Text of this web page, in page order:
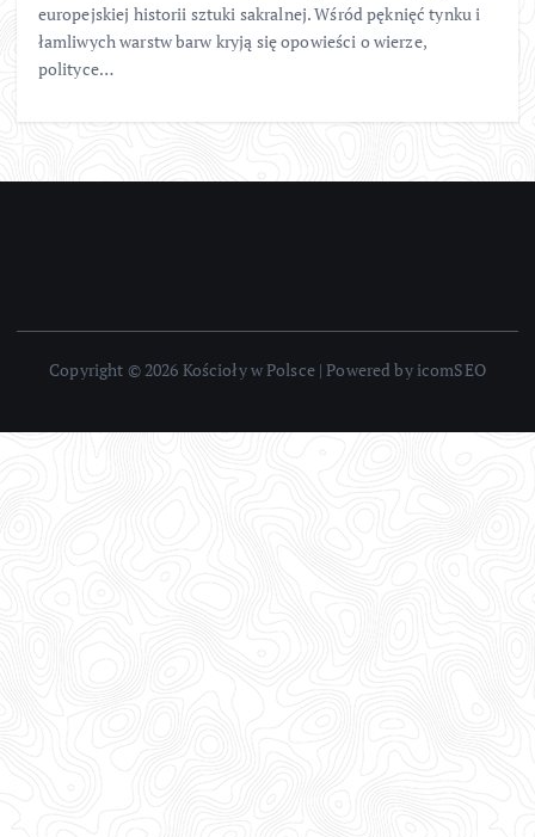
europejskiej historii sztuki sakralnej. Wśród pęknięć tynku i
łamliwych warstw barw kryją się opowieści o wierze,
polityce…
Copyright © 2026 Kościoły w Polsce | Powered by icomSEO